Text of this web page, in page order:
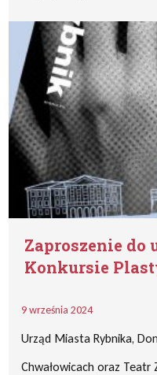
Zaproszenie do
Konkursie
9 września 2024
Urząd Miasta Rybnika,
Chwałowicach oraz Teatr